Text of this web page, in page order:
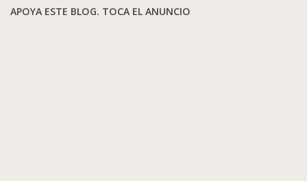
APOYA ESTE BLOG. TOCA EL ANUNCIO